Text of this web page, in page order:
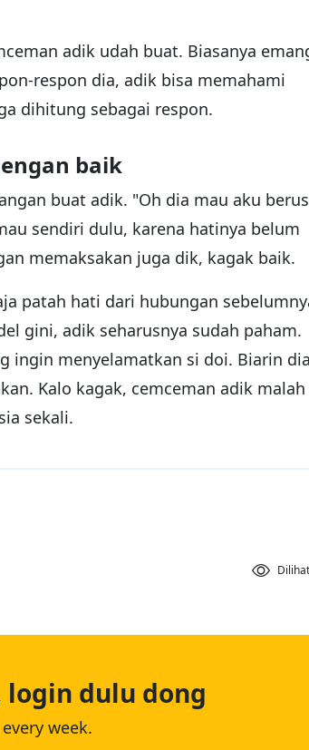
adik udah buat. Biasanya
respon dia, adik bisa memahami
dihitung sebagai respon.
baik
buat adik. "Oh dia mau aku
sendiri dulu, karena hatinya belum
memaksakan juga dik, kagak baik.
patah hati dari hubungan
gini, adik seharusnya sudah paham.
ingin menyelamatkan si doi. Biarin dia
Kalo kagak, cemceman adik malah
sekali.
login dulu dong
week.